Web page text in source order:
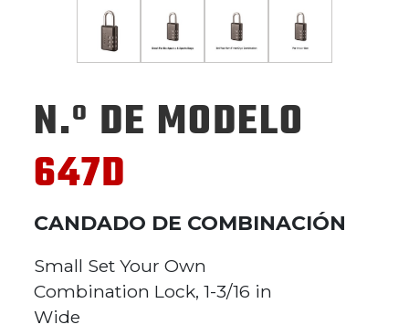
N.º DE MODELO
647D
CANDADO DE COMBINACIÓN
Small Set Your Own
Combination Lock, 1-3/16 in
Wide